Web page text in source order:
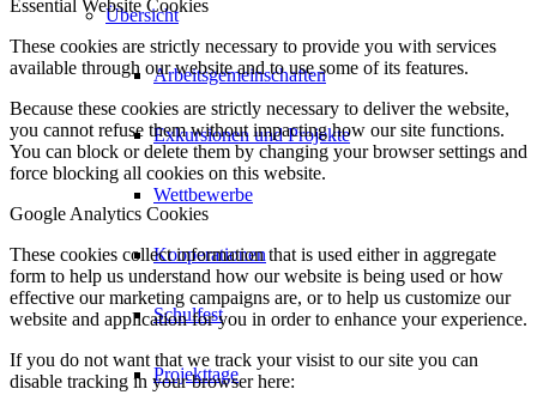
Übersicht
Arbeitsgemeinschaften
Exkursionen und Projekte
Wettbewerbe
Kooperationen
Schulfest
Projekttage
Essential Website Cookies
These cookies are strictly necessary to provide you with services
available through our website and to use some of its features.
Because these cookies are strictly necessary to deliver the website,
you cannot refuse them without impacting how our site functions.
You can block or delete them by changing your browser settings and
force blocking all cookies on this website.
Google Analytics Cookies
These cookies collect information that is used either in aggregate
form to help us understand how our website is being used or how
effective our marketing campaigns are, or to help us customize our
website and application for you in order to enhance your experience.
If you do not want that we track your visist to our site you can
disable tracking in your browser here: